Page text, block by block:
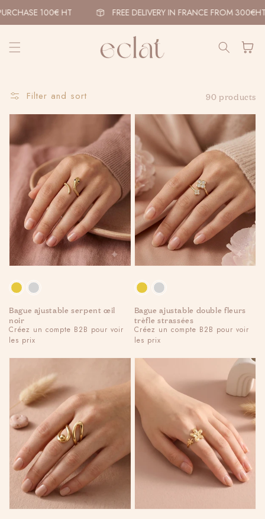
Skip to
content100€ HT FREE DELIVERY IN FRANCE FROM 300€HT
Cart
Filter and sort 90 products
Couleur
Bague ajustable serpent œil
noir
Regular
price
Créez un compte B2B pour voir
les prix
Couleur
Bague ajustable double fleurs
trèfle strassées
Regular
price
Créez un compte B2B pour voir
les prix